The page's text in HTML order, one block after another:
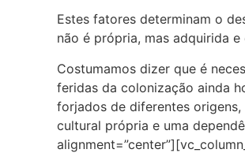
Estes fatores determinam o
não é própria, mas adquirida
Costumamos dizer que é
feridas da colonização ainda
forjados de diferentes
cultural própria e uma